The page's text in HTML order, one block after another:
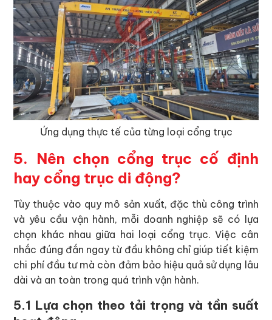
Ứng dụng thực tế của từng loại cổng trục
5. Nên chọn cổng trục cố định
hay cổng trục di động?
Tùy thuộc vào quy mô sản xuất, đặc thù công trình
và yêu cầu vận hành, mỗi doanh nghiệp sẽ có lựa
chọn khác nhau giữa hai loại cổng trục. Việc cân
nhắc đúng đắn ngay từ đầu không chỉ giúp tiết kiệm
chi phí đầu tư mà còn đảm bảo hiệu quả sử dụng lâu
dài và an toàn trong quá trình vận hành.
5.1 Lựa chọn theo tải trọng và tần suất